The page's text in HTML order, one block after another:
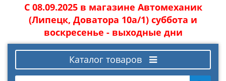
С 08.09.2025 в магазине Автомеханик
(Липецк, Доватора 10а/1) суббота и
воскресенье - выходные дни
Каталог товаров